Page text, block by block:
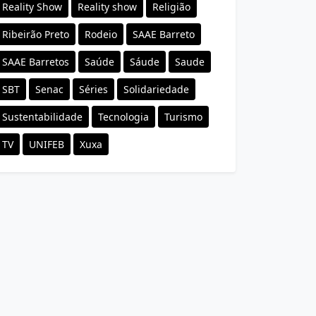
Reality Show Reality show Religião
Ribeirão Preto Rodeio SAAE Barreto
SAAE Barretos Saúde Sáude Saude
SBT Senac Séries Solidariedade
Sustentabilidade Tecnologia Turismo
TV UNIFEB Xuxa